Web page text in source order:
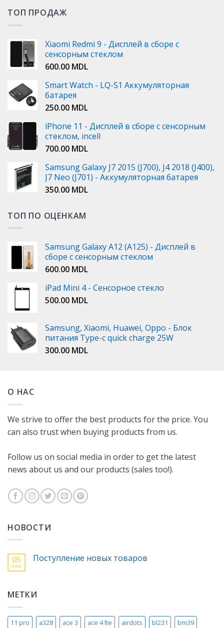
ТОП ПРОДАЖ
Xiaomi Redmi 9 - Дисплей в сборе с
сенсорным стеклом
600.00 MDL
Smart Watch - LQ-S1 Аккумуляторная
батарея
250.00 MDL
iPhone 11 - Дисплей в сборе с сенсорным
стеклом, incell
700.00 MDL
Samsung Galaxy J7 2015 (J700), J4 2018 (J400),
J7 Neo (J701) - Аккумуляторная батарея
350.00 MDL
ТОП ПО ОЦЕНКАМ
Samsung Galaxy A12 (A125) - Дисплей в
сборе с сенсорным стеклом
600.00 MDL
iPad Mini 4 - Сенсорное стекло
500.00 MDL
Samsung, Xiaomi, Huawei, Oppo - Блок
питания Type-c quick charge 25W
300.00 MDL
О НАС
We strive to offer the best products for the price. You
can also trust when buying products from us.
Follow us on social media in order to get the latest
news about us and our products (sales too!).
НОВОСТИ
05
nov.
Поступление новых товаров
МЕТКИ
11 pro a328 ace 3 ace 4 lte airdots bl231 bm39